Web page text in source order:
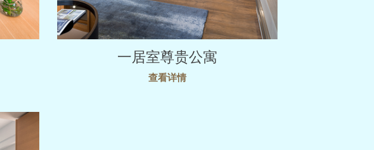
一居室尊贵公寓
查看详情